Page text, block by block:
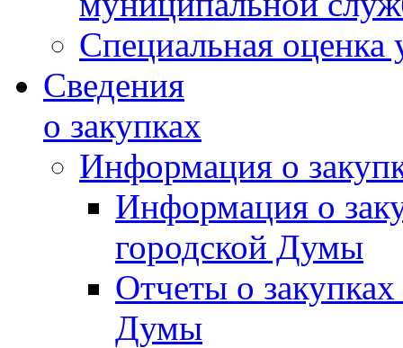
Специальная оценка
Сведения
о закупках
Информация о
Информация о
городской Думы
Отчеты о
Думы